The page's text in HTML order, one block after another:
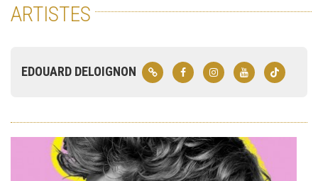
ARTISTES
EDOUARD DELOIGNON